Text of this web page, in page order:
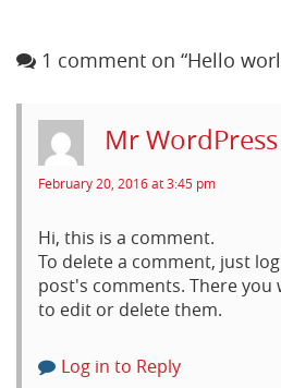
1 comment on “Hello
Mr WordPress
February 20, 2016 at 3:45 pm
Hi, this is a comment.
To delete a comment, just
post's comments. There you
to edit or delete them.
Log in to Reply